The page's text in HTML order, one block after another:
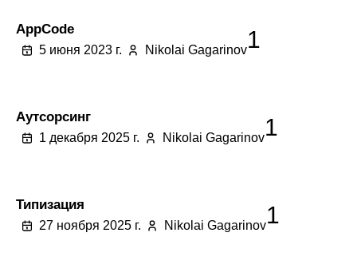
AppCode
5 июня 2023 г. Nikolai Gagarinov1
Аутсорсинг
1 декабря 2025 г. Nikolai Gagarinov1
Типизация
27 ноября 2025 г. Nikolai Gagarinov1